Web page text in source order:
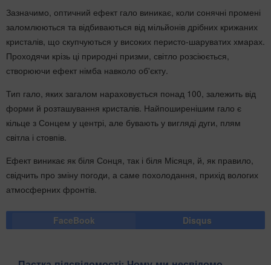
Зазначимо, оптичний ефект гало виникає, коли сонячні промені
заломлюються та відбиваються від мільйонів дрібних крижаних
кристалів, що скупчуються у високих перисто-шаруватих хмарах.
Проходячи крізь ці природні призми, світло розсіюється,
створюючи ефект німба навколо об'єкту.
Тип гало, яких загалом нараховується понад 100, залежить від
форми й розташування кристалів. Найпоширенішим гало є
кільце з Сонцем у центрі, але бувають у вигляді дуги, плям
світла і стовпів.
Ефект виникає як біля Сонця, так і біля Місяця, й, як правило,
свідчить про зміну погоди, а саме похолодання, прихід вологих
атмосферних фронтів.
FaceBook Disqus